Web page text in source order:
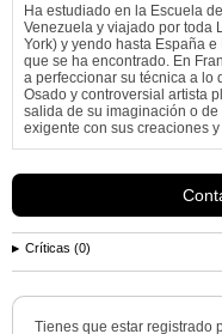
Ha estudiado en la Escuela
Venezuela y viajado por toda
York) y yendo hasta España
que se ha encontrado. En
a perfeccionar su técnica a lo
Osado y controversial artista
salida de su imaginación o
exigente con sus creaciones
Críticas (0)
Tienes que estar registrado